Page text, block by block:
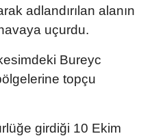
adlandırılan alanın
uçurdu.
Bureyc
topçu
girdiği 10 Ekim